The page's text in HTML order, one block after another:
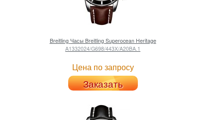
Breitling Часы Breitling Superocean Heritage
A1332024/G698/443X/A20BA.1
Цена по запросу
Заказать